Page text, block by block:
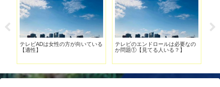
テレビADは女性の方が向いている
【適性】
テレビのエンドロールは必要なの
か問題①【見てる人いる？】